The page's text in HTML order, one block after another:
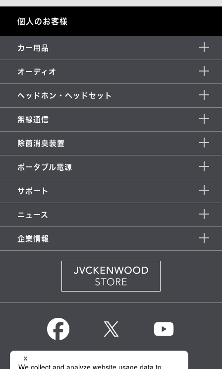
個人のお客様
カー用品
オーディオ
ヘッドホン・ヘッドセット
無線通信
除菌消臭装置
ポータブル電源
サポート
ニュース
企業情報
KENWOOD Global